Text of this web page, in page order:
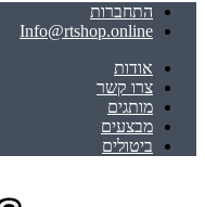
התחברות
Info@rtshop.online
אודות
צרו קשר
מותגים
מבצעים
ביטולים